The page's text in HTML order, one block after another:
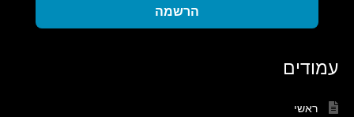
הרשמה
עמודים
ראשי